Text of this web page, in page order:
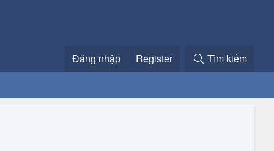
Đăng nhập Register Tìm kiếm